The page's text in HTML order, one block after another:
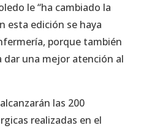
le “ha cambiado la
esta edición se haya
porque también
una mejor atención al
las 200
realizadas en el